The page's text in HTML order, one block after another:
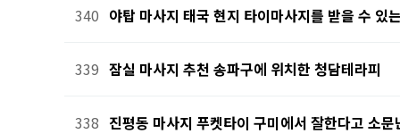
340 야탑 마사지 태국 현지 타이마사지를 받을 수 있
339 잠실 마사지 추천 송파구에 위치한 청담테라피
338 진평동 마사지 푸켓타이 구미에서 잘한다고 소문